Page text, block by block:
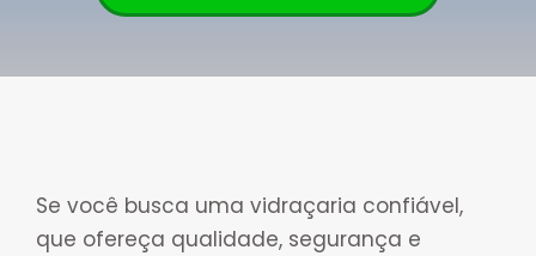
Se você busca uma vidraçaria confiável,
que ofereça qualidade, segurança e